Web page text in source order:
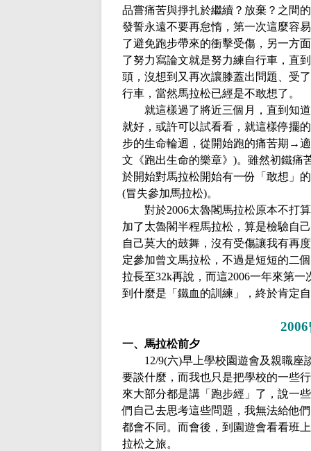
品嘗痛苦與掙扎於繼續？放棄？之間
發誓永遠不要再怠惰，第一次這麼容
了避免跑步帶來的衝擊受傷，另一方
了努力寫論文就是努力練自行車，直到
頭，沒想到又再次讓膝蓋出問題、受
行車，當然馬拉松已經是不敢想了。
就這樣過了將近三個月，直到知道
就好，或許可以試看看，就這樣停擺
步的生命輪迴，從開始跑的痛苦期
文《跑出生命的樂章》 )。雖然初鐵痛
於開始對馬拉松開始有一份「敢想」
(冒失參加馬拉松)。
對於2006太魯閣馬拉松原本不打
加了太魯閣半程馬拉松，算是檢驗自
自己莫大的鼓舞，沒有受傷讓我有再
定參加曾文馬拉松，不過是短短的二
拉長至32k再說，而這2006一年來第一
到什麼是「鐵血的訓練」，終於肯定
2006
一、馬拉松前夕
12/9(六)早上學校園遊會及親職座
要談什麼，而我也只是把學校的一些
來大部分都是講「跑步經」了，說一
們自己去思考這些問題，我無法給他
都會不同。而會後，到園遊會看看班
拉松之旅。